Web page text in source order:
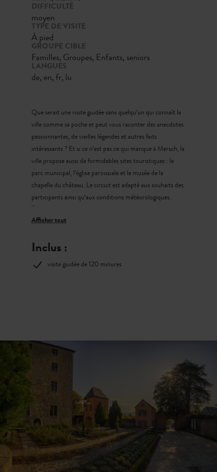
DIFFICULTÉ
moyen
TYPE DE VISITE
À pied
GROUPE CIBLE
Familles, Groupes, Enfants, seniors
LANGUES
de, en, fr, lu
Que serait une visite guidée sans quelqu’un qui connaît la
ville comme sa poche et peut vous raconter des anecdotes
passionnantes, de vieilles légendes et autres faits
intéressants ? Et si ce n’est pas ce qui manque à Mersch, la
ville propose aussi de formidables sites touristiques : le
parc municipal, l’église paroissiale et le musée de la
chapelle du château. Le circuit est adapté aux souhaits des
participants ainsi qu’aux conditions météorologiques.
durée: 120 minutes
actuelles suite au COVID-19)
Inclus :
visite guidée de 120 minures